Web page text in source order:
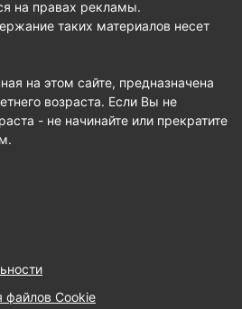
на правах рекламы.
таких материалов несет
на этом сайте, предназначена
возраста. Если Вы не
- не начинайте или прекратите
файлов Cookie